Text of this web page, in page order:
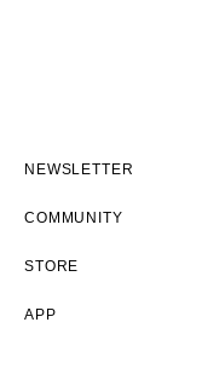
NEWSLETTER
COMMUNITY
STORE
APP